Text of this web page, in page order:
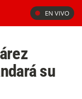
EN VIVO
su